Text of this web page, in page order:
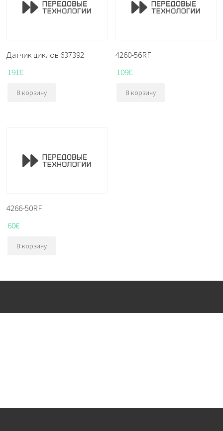
Датчик циклов 637392
191€
В корзину
4260-56RF
109€
В корзину
4266-50RF
60€
В корзину